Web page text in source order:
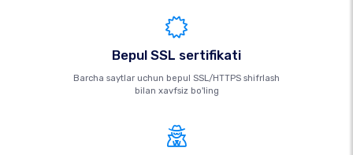
Bepul SSL sertifikati
Barcha saytlar uchun bepul SSL/HTTPS shifrlash
bilan xavfsiz bo'ling